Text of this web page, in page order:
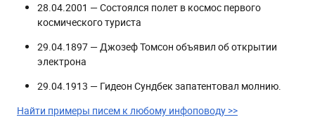
28.04.2001 — Состоялся полет в космос первого
космического туриста
29.04.1897 — Джозеф Томсон объявил об открытии
электрона
29.04.1913 — Гидеон Сундбек запатентовал молнию.
Найти примеры писем к любому инфоповоду >>